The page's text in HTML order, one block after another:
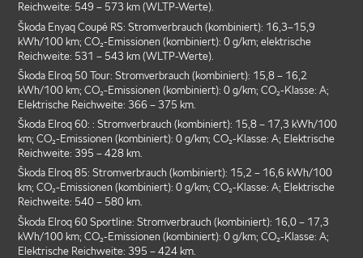
Reichweite: 549 – 573 km (WLTP-Werte).
Škoda Enyaq Coupé RS: Stromverbrauch (kombiniert): 16,3–15,9
kWh/100 km; CO₂-Emissionen (kombiniert): 0 g/km; elektrische
Reichweite: 531 – 543 km (WLTP-Werte).
Škoda Elroq 50 Tour: Stromverbrauch (kombiniert): 15,8 – 16,2
kWh/100 km; CO₂-Emissionen (kombiniert): 0 g/km; CO₂-Klasse: A;
Elektrische Reichweite: 366 – 375 km.
Škoda Elroq 60: : Stromverbrauch (kombiniert): 15,8 – 17,3 kWh/100
km; CO₂-Emissionen (kombiniert): 0 g/km; CO₂-Klasse: A; Elektrische
Reichweite: 395 – 428 km.
Škoda Elroq 85: Stromverbrauch (kombiniert): 15,2 – 16,6 kWh/100
km; CO₂-Emissionen (kombiniert): 0 g/km; CO₂-Klasse: A; Elektrische
Reichweite: 540 – 580 km.
Škoda Elroq 60 Sportline: Stromverbrauch (kombiniert): 16,0 – 17,3
kWh/100 km; CO₂-Emissionen (kombiniert): 0 g/km; CO₂-Klasse: A;
Elektrische Reichweite: 395 – 424 km.